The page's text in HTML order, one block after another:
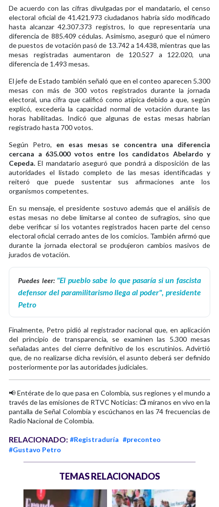
De acuerdo con las cifras divulgadas por el mandatario, el censo
electoral oficial de 41.421.973 ciudadanos habría sido modificado
hasta alcanzar 42.307.373 registros, lo que representaría una
diferencia de 885.409 cédulas. Asimismo, aseguró que el número
de puestos de votación pasó de 13.742 a 14.438, mientras que las
mesas registradas aumentaron de 120.527 a 122.020, una
diferencia de 1.493 mesas.
El jefe de Estado también señaló que en el conteo aparecen 5.300
mesas con más de 300 votos registrados durante la jornada
electoral, una cifra que calificó como atípica debido a que, según
explicó, excedería la capacidad normal de votación durante las
horas habilitadas. Indicó que algunas de estas mesas habrían
registrado hasta 700 votos.
Según Petro, en esas mesas se concentra una diferencia
cercana a 635.000 votos entre los candidatos Abelardo y
Cepeda.El mandatario aseguró que pondrá a disposición de las
autoridades el listado completo de las mesas identificadas y
reiteró que puede sustentar sus afirmaciones ante los
organismos competentes.
En su mensaje, el presidente sostuvo además que el análisis de
estas mesas no debe limitarse al conteo de sufragios, sino que
debe verificar si los votantes registrados hacen parte del censo
electoral oficial cerrado antes de los comicios. También afirmó que
durante la jornada electoral se produjeron cambios masivos de
jurados de votación.
Puedes leer: "El pueblo sabe lo que pasaría si un fascista
defensor del paramilitarismo llega al poder", presidente
Petro
Finalmente, Petro pidió al registrador nacional que, en aplicación
del principio de transparencia, se examinen las 5.300 mesas
señaladas antes del cierre definitivo de los escrutinios. Advirtió
que, de no realizarse dicha revisión, el asunto deberá ser definido
posteriormente por las autoridades judiciales.
📢 Entérate de lo que pasa en Colombia, sus regiones y el mundo a
través de las emisiones de RTVC Noticias: 📺 míranos en vivo en la
pantalla de Señal Colombia y escúchanos en las 74 frecuencias de
Radio Nacional de Colombia.
RELACIONADO: #Registraduría #preconteo
#Gustavo Petro
TEMAS RELACIONADOS